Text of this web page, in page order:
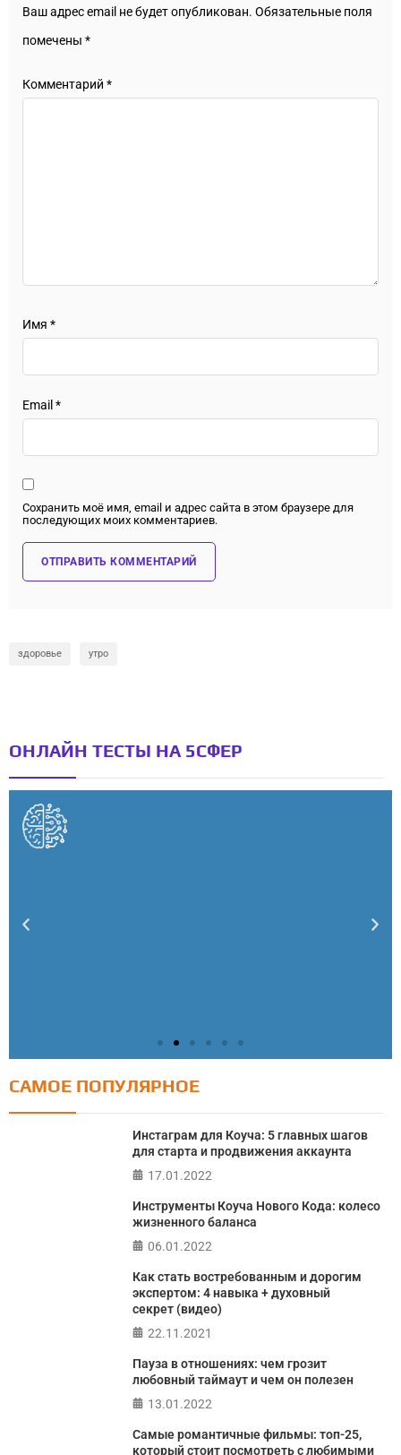
Ваш адрес email не будет опубликован. Обязательные поля
помечены *
Комментарий *
Имя *
Email*
Сохранить моё имя, email и адрес сайта в этом браузере для
последующих моих комментариев.
здоровье утро
ОНЛАЙН ТЕСТЫ НА 5СФЕР
Тест: Как я контролирую свою жизнь?
Джулиана Роттера
САМОЕ ПОПУЛЯРНОЕ
Инстаграм для Коуча: 5 главных шагов
для старта и продвижения аккаунта
17.01.2022
Инструменты Коуча Нового Кода: колесо
жизненного баланса
06.01.2022
Как стать востребованным и дорогим
экспертом: 4 навыка + духовный
секрет (видео)
22.11.2021
Пауза в отношениях: чем грозит
любовный таймаут и чем он полезен
13.01.2022
Самые романтичные фильмы: топ-25,
который стоит посмотреть с любимыми